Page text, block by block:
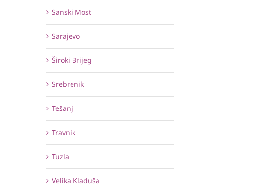
Sanski Most
Sarajevo
Široki Brijeg
Srebrenik
Tešanj
Travnik
Tuzla
Velika Kladuša